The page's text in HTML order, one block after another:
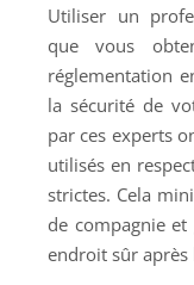
Utiliser un
que vous
réglementation
la sécurité de
par ces experts
utilisés en
strictes. Cela
de compagnie
endroit sûr